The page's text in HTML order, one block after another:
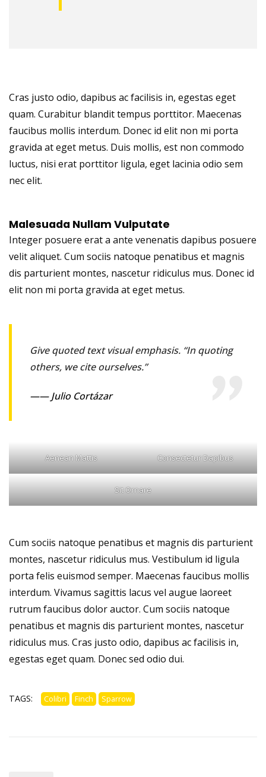
Cras justo odio, dapibus ac facilisis in, egestas eget
quam. Curabitur blandit tempus porttitor. Maecenas
faucibus mollis interdum. Donec id elit non mi porta
gravida at eget metus. Duis mollis, est non commodo
luctus, nisi erat porttitor ligula, eget lacinia odio sem
nec elit.
Malesuada Nullam Vulputate
Integer posuere erat a ante venenatis dapibus posuere
velit aliquet. Cum sociis natoque penatibus et magnis
dis parturient montes, nascetur ridiculus mus. Donec id
elit non mi porta gravida at eget metus.
Give quoted text visual emphasis. “In quoting
others, we cite ourselves.”
—— Julio Cortázar
Aenean Mattis Consectetur Dapibus
Sit Ornare
Cum sociis natoque penatibus et magnis dis parturient
montes, nascetur ridiculus mus. Vestibulum id ligula
porta felis euismod semper. Maecenas faucibus mollis
interdum. Vivamus sagittis lacus vel augue laoreet
rutrum faucibus dolor auctor. Cum sociis natoque
penatibus et magnis dis parturient montes, nascetur
ridiculus mus. Cras justo odio, dapibus ac facilisis in,
egestas eget quam. Donec sed odio dui.
TAGS: Colibri Finch Sparrow